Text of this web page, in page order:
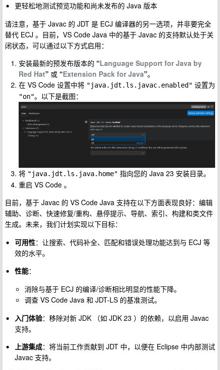
更轻松地测试预览功能和尚未发布的 Java 版本
请注意，基于 Javac 的 JDT 是 ECJ 编译器的另一选项，并非要完全
替代 ECJ 。目前，VS Code Java 中的基于 Javac 的支持默认处于关
闭状态，可以通过以下方式启用：
安装最新的预发布版本的 “Language Support for Java by
Red Hat” 或 “Extension Pack for Java”。
在 VS Code 设置中将 "java.jdt.ls.javac.enabled" 设置为
"on"。以下是截图：
将 "java.jdt.ls.java.home" 指向您的 Java 23 安装目录。
重启 VS Code 。
目前，基于 Javac 的 VS Code Java 支持在以下方面表现良好：编辑
辅助、诊断、快速修复/重构、悬停提示、导航、索引、构建和类文件
生成。未来，我们计划实现以下目标：
可用性：让搜索、代码补全、匹配和错误处理功能达到与 ECJ 等
效的水平。
性能：
消除与基于 ECJ 的编译/诊断相比明显的性能下降。
调查 VS Code Java 和 JDT-LS 的基准测试。
入门体验：移除对新 JDK （如 JDK 23 ）的依赖，以启用 Javac
支持。
上游集成：将当前工作贡献到 JDT 中，以便在 Eclipse 中内部测试
Javac 支持。